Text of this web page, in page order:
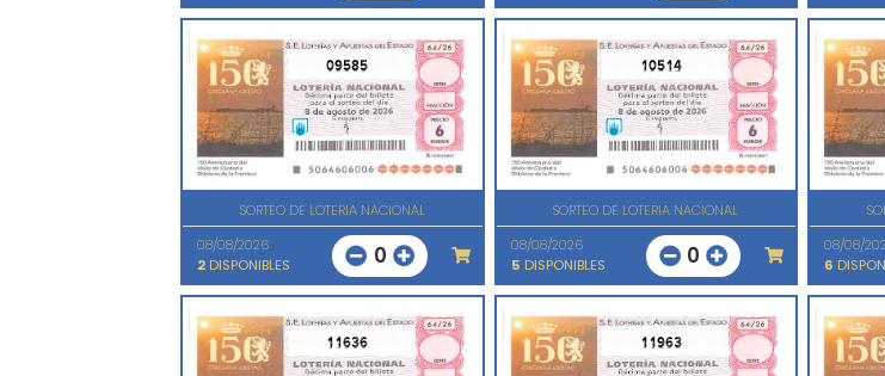
09585
SORTEO DE LOTERIA NACIONAL
08/08/2026
2 DISPONIBLES 0
10514
SORTEO DE LOTERIA NACIONAL
08/08/2026
5 DISPONIBLES 0
08/08/
6
11636 11963